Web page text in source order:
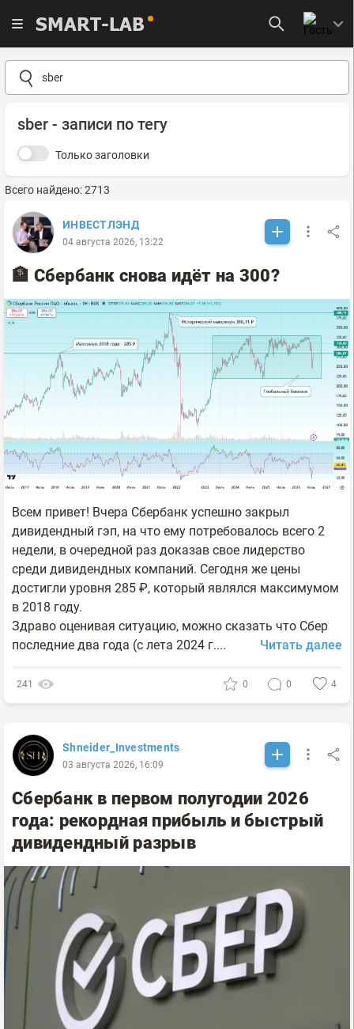
SMART-LAB
sber - записи по тегу
Только заголовки
Всего найдено: 2713
ИНВЕСТЛЭНД
04 августа 2026, 13:22
🏦 Сбербанк снова идёт на 300?
Всем привет! Вчера Сбербанк успешно закрыл
дивидендный гэп, на что ему потребовалось всего 2
недели, в очередной раз доказав свое лидерство
среди дивидендных компаний. Сегодня же цены
достигли уровня 285 ₽, который являлся максимумом
в 2018 году.
Здраво оценивая ситуацию, можно сказать что Сбер
последние два года (с лета 2024 г....
Читать далее
241 0 0 4
Shneider_Investments
03 августа 2026, 16:09
Сбербанк в первом полугодии 2026
года: рекордная прибыль и быстрый
дивидендный разрыв